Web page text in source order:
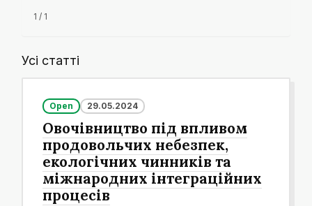
1 / 1
Усі статті
Open 29.05.2024
Овочівництво під впливом
продовольчих небезпек,
екологічних чинників та
міжнародних інтеграційних
процесів